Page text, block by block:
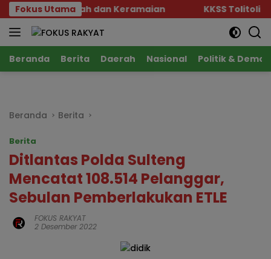
Langsung
ke
konten
Fokus Utama
Ibadah dan Keramaian KKSS Tolitoli
Beranda Berita Daerah Nasional Politik &
Beranda Berita
Berita
Ditlantas Polda Sulteng
Mencatat 108.514 Pelanggar,
Sebulan Pemberlakukan ETLE
FOKUS RAKYAT
2 Desember 2022